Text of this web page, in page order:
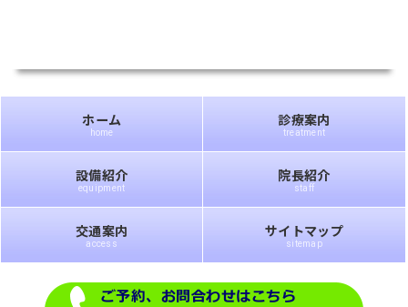
ホーム
home
診療案内
treatment
設備紹介
equipment
院長紹介
staff
交通案内
access
サイトマップ
sitemap